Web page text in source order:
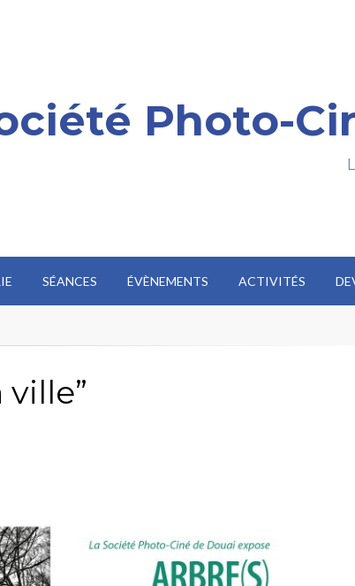
Photo-
SÉANCES ÉVÈNEMENTS ACTIVITÉS
ville”